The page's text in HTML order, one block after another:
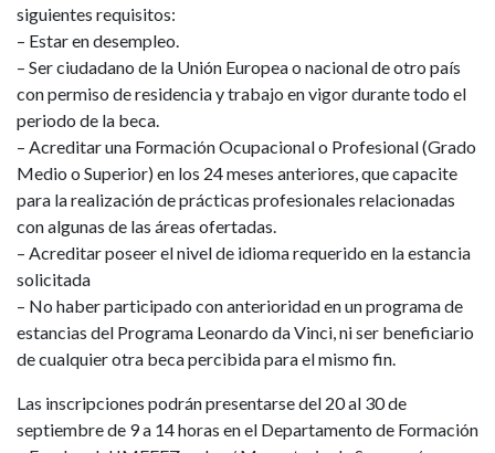
siguientes requisitos:
– Estar en desempleo.
– Ser ciudadano de la Unión Europea o nacional de otro país
con permiso de residencia y trabajo en vigor durante todo el
periodo de la beca.
– Acreditar una Formación Ocupacional o Profesional (Grado
Medio o Superior) en los 24 meses anteriores, que capacite
para la realización de prácticas profesionales relacionadas
con algunas de las áreas ofertadas.
– Acreditar poseer el nivel de idioma requerido en la estancia
solicitada
– No haber participado con anterioridad en un programa de
estancias del Programa Leonardo da Vinci, ni ser beneficiario
de cualquier otra beca percibida para el mismo fin.
Las inscripciones podrán presentarse del 20 al 30 de
septiembre de 9 a 14 horas en el Departamento de Formación